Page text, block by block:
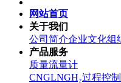
网站首页
关于我们
公司简介企业文化组
产品服务
质量流量计
CNGLNGH₂过程控制